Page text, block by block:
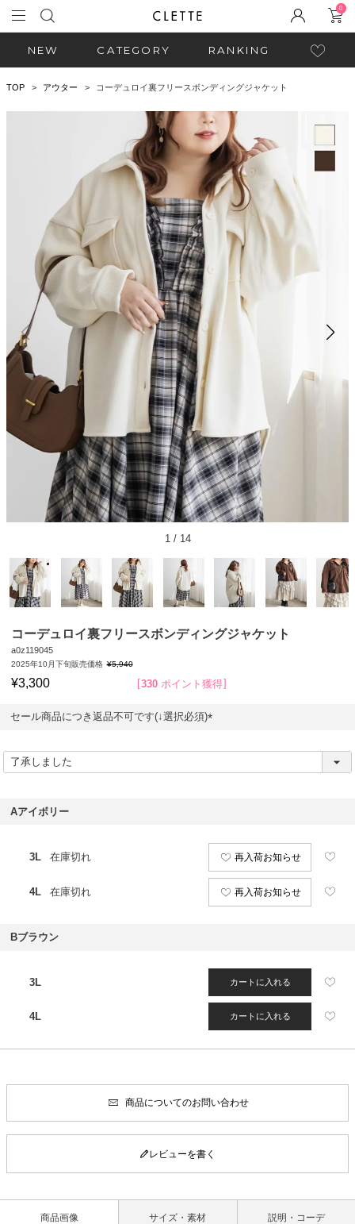
0
NEW CATEGORY RANKING
TOP アウター コーデュロイ裏フリースボンディングジャケット
1/ 14
コーデュロイ裏フリースボンディングジャケット
a0z119045
2025年10月下旬販売価格 ¥5,940
¥3,300 330 ポイント獲得
セール商品につき返品不可です(↓選択必須)
必
Aアイボリー
3L 在庫切れ 再入荷お知らせ
4L 在庫切れ 再入荷お知らせ
Bブラウン
3L カートに入れる
4L カートに入れる
商品についてのお問い合わせ
レビューを書く
商品画像 サイズ・素材 説明・コーデ